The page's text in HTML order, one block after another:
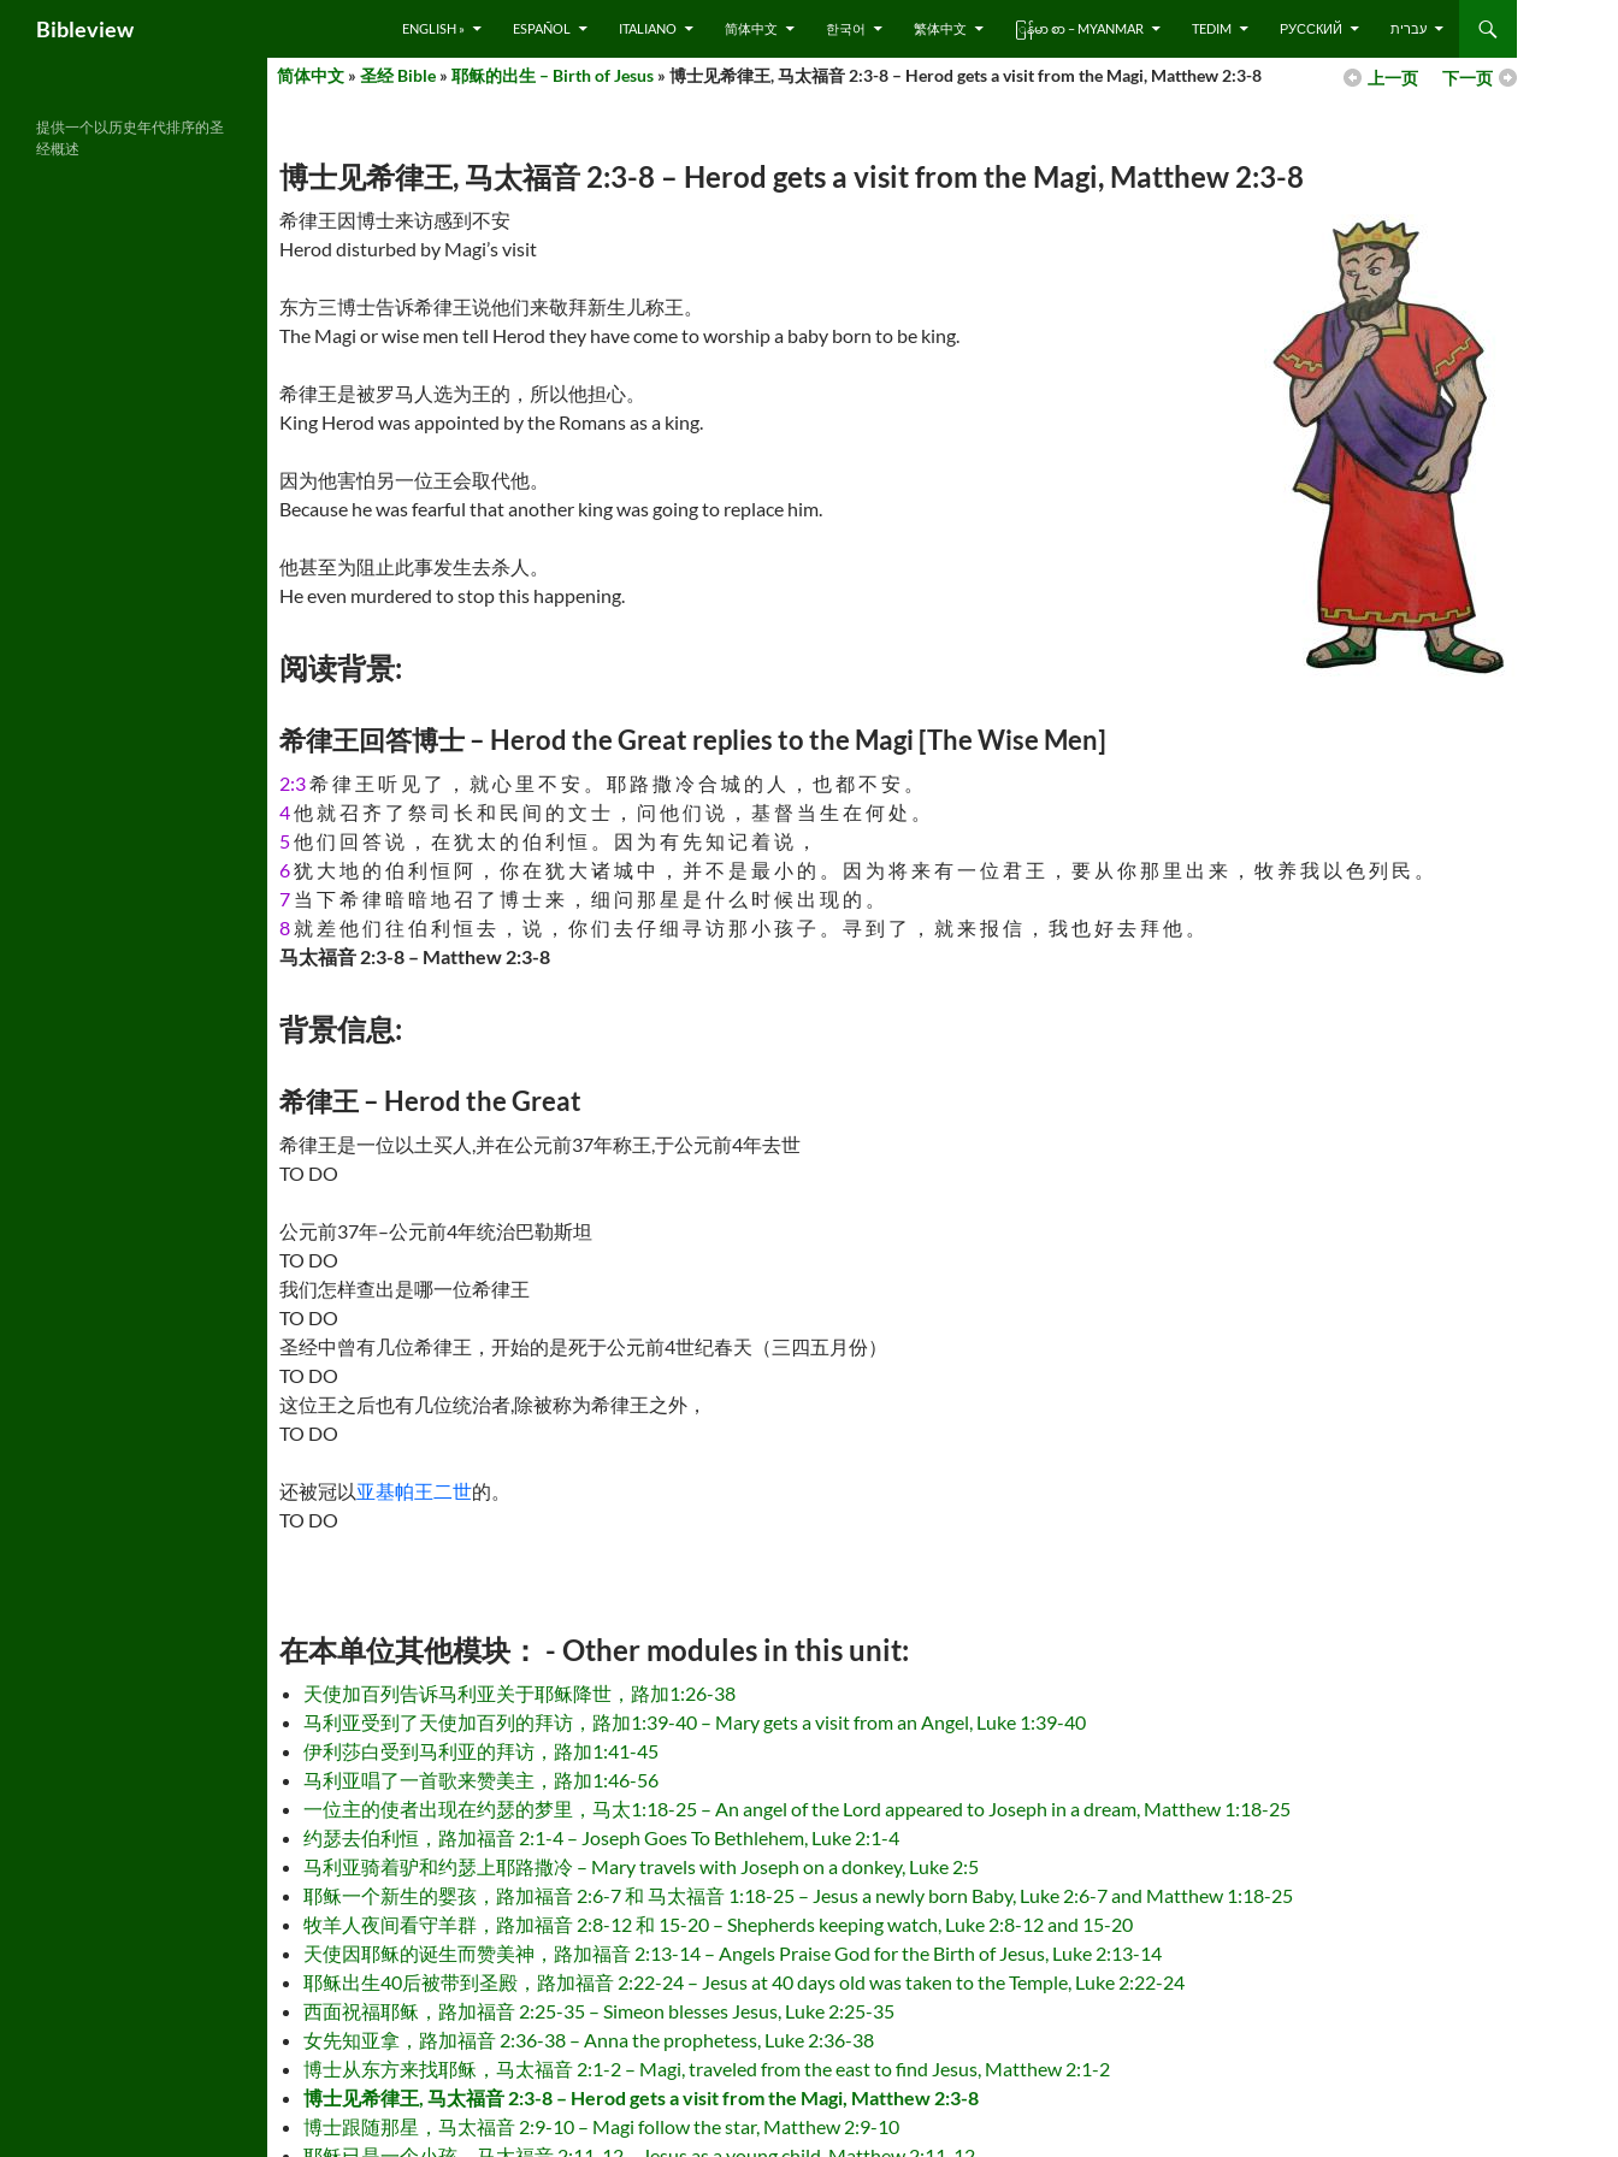
content
Bibleview ENGLISH » ESPAÑOL ITALIANO 简体中文 한국어 繁体中文 ြန်မာ စာ – MYANMAR TEDIM РУССКИЙ עברית
下一页
上一页
简体中文 » 圣经 Bible » 耶稣的出生 – Birth of Jesus » 博士见希律王, 马太福音 2:3-8 – Herod gets a visit from the Magi, Matthew 2:3-8
博士见希律王, 马太福音 2:3-8 – Herod gets a visit from the Magi, Matthew 2:3-8
希律王因博士来访感到不安
Herod disturbed by Magi’s visit
东方三博士告诉希律王说他们来敬拜新生儿称王。
The Magi or wise men tell Herod they have come to worship a baby born to be king.
希律王是被罗马人选为王的，所以他担心。
King Herod was appointed by the Romans as a king.
因为他害怕另一位王会取代他。
Because he was fearful that another king was going to replace him.
他甚至为阻止此事发生去杀人。
He even murdered to stop this happening.
阅读背景:
希律王回答博士 – Herod the Great replies to the Magi [The Wise Men]
2:3希 律 王 听 见 了 ， 就 心 里 不 安 。 耶 路 撒 冷 合 城 的 人 ， 也 都 不 安 。
4他 就 召 齐 了 祭 司 长 和 民 间 的 文 士 ， 问 他 们 说 ， 基 督 当 生 在 何 处 。
5他 们 回 答 说 ， 在 犹 太 的 伯 利 恒 。 因 为 有 先 知 记 着 说 ，
6犹 大 地 的 伯 利 恒 阿 ， 你 在 犹 大 诸 城 中 ， 并 不 是 最 小 的 。 因 为 将 来 有 一 位 君 王 ， 要 从 你 那 里 出 来 ， 牧 养 我 以 色 列 民 。
7 当 下 希 律 暗 暗 地 召 了 博 士 来 ， 细 问 那 星 是 什 么 时 候 出 现 的 。
8 就 差 他 们 往 伯 利 恒 去 ， 说 ， 你 们 去 仔 细 寻 访 那 小 孩 子 。 寻 到 了 ， 就 来 报 信 ， 我 也 好 去 拜 他 。
马太福音 2:3-8 – Matthew 2:3-8
背景信息:
希律王 – Herod the Great
希律王是一位以土买人,并在公元前37年称王,于公元前4年去世
TO DO
公元前37年–公元前4年统治巴勒斯坦
TO DO
我们怎样查出是哪一位希律王
TO DO
圣经中曾有几位希律王，开始的是死于公元前4世纪春天（三四五月份）
TO DO
这位王之后也有几位统治者,除被称为希律王之外，
TO DO
还被冠以亚基帕王二世的。
TO DO
在本单位其他模块： - Other modules in this unit:
天使加百列告诉马利亚关于耶稣降世，路加1:26-38
马利亚受到了天使加百列的拜访，路加1:39-40 – Mary gets a visit from an Angel, Luke 1:39-40
伊利莎白受到马利亚的拜访，路加1:41-45
马利亚唱了一首歌来赞美主，路加1:46-56
一位主的使者出现在约瑟的梦里，马太1:18-25 – An angel of the Lord appeared to Joseph in a dream, Matthew 1:18-25
约瑟去伯利恒，路加福音 2:1-4 – Joseph Goes To Bethlehem, Luke 2:1-4
马利亚骑着驴和约瑟上耶路撒冷 – Mary travels with Joseph on a donkey, Luke 2:5
耶稣一个新生的婴孩，路加福音 2:6-7 和 马太福音 1:18-25 – Jesus a newly born Baby, Luke 2:6-7 and Matthew 1:18-25
牧羊人夜间看守羊群，路加福音 2:8-12 和 15-20 – Shepherds keeping watch, Luke 2:8-12 and 15-20
天使因耶稣的诞生而赞美神，路加福音 2:13-14 – Angels Praise God for the Birth of Jesus, Luke 2:13-14
耶稣出生40后被带到圣殿，路加福音 2:22-24 – Jesus at 40 days old was taken to the Temple, Luke 2:22-24
西面祝福耶稣，路加福音 2:25-35 – Simeon blesses Jesus, Luke 2:25-35
女先知亚拿，路加福音 2:36-38 – Anna the prophetess, Luke 2:36-38
博士从东方来找耶稣，马太福音 2:1-2 – Magi, traveled from the east to find Jesus, Matthew 2:1-2
博士见希律王, 马太福音 2:3-8 – Herod gets a visit from the Magi, Matthew 2:3-8
博士跟随那星，马太福音 2:9-10 – Magi follow the star, Matthew 2:9-10
提供一个以历史年代排序的圣
经概述